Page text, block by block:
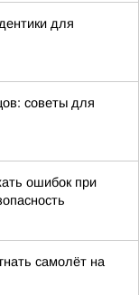
для
советы для
ошибок при
самолёт на